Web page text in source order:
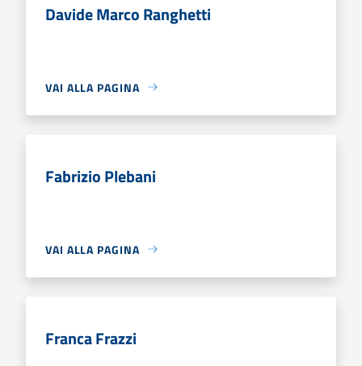
Davide Marco Ranghetti
VAI ALLA PAGINA
Fabrizio Plebani
VAI ALLA PAGINA
Franca Frazzi